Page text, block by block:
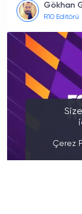
Gökhan
R10 Editörü
Çerez